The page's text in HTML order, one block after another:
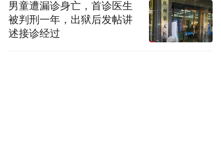
男童遭漏诊身亡，首诊医生
被判刑一年，出狱后发帖讲
述接诊经过